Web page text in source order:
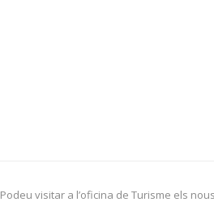
Podeu visitar a l’oficina de Turisme els